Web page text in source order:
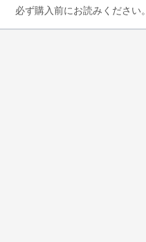
必ず購入前にお読みください。